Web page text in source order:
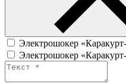
Электрошокер
Электрошокер